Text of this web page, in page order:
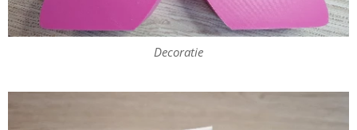
Decoratie